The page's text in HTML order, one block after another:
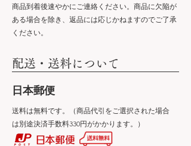
商品到着後速やかにご連絡ください。商品に欠陥が
ある場合を除き、返品には応じかねますのでご了承
ください。
​配送・送料について
​日本郵便
送料は無料です。（商品代引をご選択された場合
は別途決済手数料330円がかかります。）